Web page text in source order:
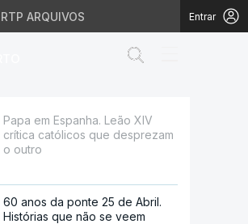
RTP ARQUIVOS Entrar
o
Papa em Espanha. Leão XIV
crítica católicos que desprezam
o outro
60 anos da ponte 25 de Abril.
Histórias que não se veem